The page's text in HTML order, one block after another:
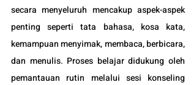
secara menyeluruh mencakup aspek-aspek
penting seperti tata bahasa, kosa kata,
kemampuan menyimak, membaca, berbicara,
dan menulis. Proses belajar didukung oleh
pemantauan rutin melalui sesi konseling